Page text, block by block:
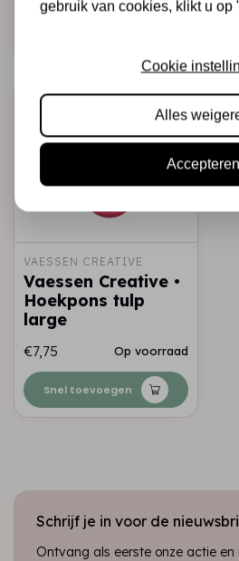
VAESSEN CREATIVE
Vaessen Creative •
Hoekpons tulp
large
€7,75 Op voorraad
Snel toevoegen
Schrijf je in voor de
Ontvang als eerste onze actie
gebruik van cookies, klikt u op
Cookie
Alles
Accepteren